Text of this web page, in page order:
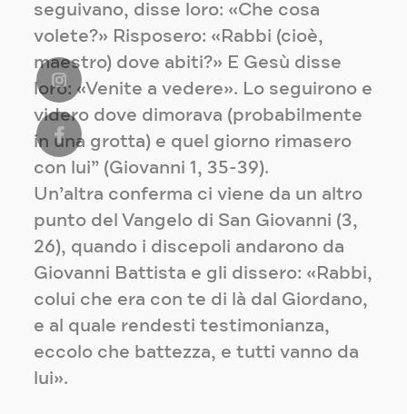
seguivano, disse loro: «Che cosa
volete?» Risposero: «Rabbi (cioè,
maestro) dove abiti?» E Gesù disse
loro: «Venite a vedere». Lo seguirono e
videro dove dimorava (probabilmente
in una grotta) e quel giorno rimasero
con lui” (Giovanni 1, 35-39).
Un’altra conferma ci viene da un altro
punto del Vangelo di San Giovanni (3,
26), quando i discepoli andarono da
Giovanni Battista e gli dissero: «Rabbi,
colui che era con te di là dal Giordano,
e al quale rendesti testimonianza,
eccolo che battezza, e tutti vanno da
lui».